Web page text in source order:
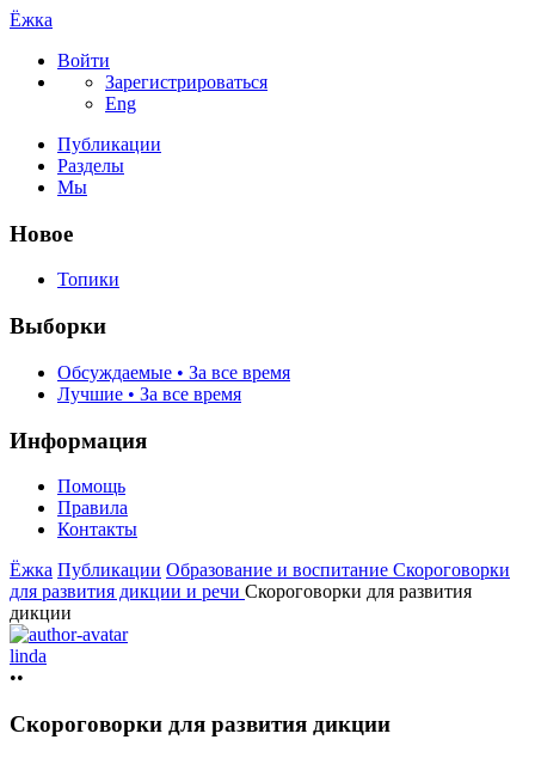
Ёжка
Войти
Зарегистрироваться
Eng
Публикации
Разделы
Мы
Новое
Топики
Выборки
Обсуждаемые • За все время
Лучшие • За все время
Информация
Помощь
Правила
Контакты
Ёжка Публикации Образование и воспитание Скороговорки
для развития дикции и речи Скороговорки для развития
дикции
linda
••
Скороговорки для развития дикции